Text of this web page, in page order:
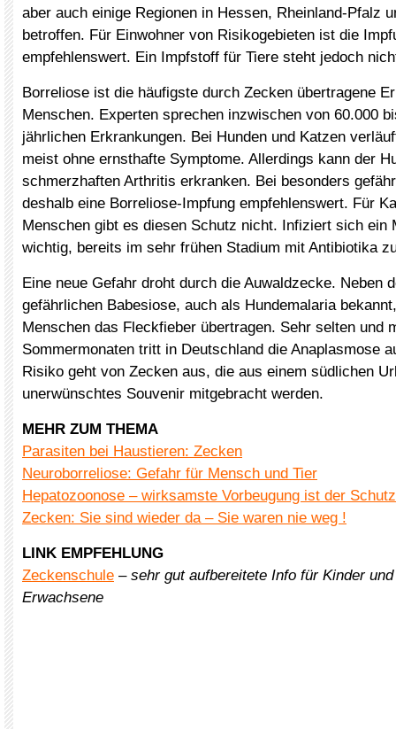
aber auch einige Regionen in Hessen, Rheinland-Pfalz
betroffen. Für Einwohner von Risikogebieten ist die
empfehlenswert. Ein Impfstoff für Tiere steht jedoch
Borreliose ist die häufigste durch Zecken übertragene
Menschen. Experten sprechen inzwischen von 60.000
jährlichen Erkrankungen. Bei Hunden und Katzen
meist ohne ernsthafte Symptome. Allerdings kann der
schmerzhaften Arthritis erkranken. Bei besonders
deshalb eine Borreliose-Impfung empfehlenswert. Für
Menschen gibt es diesen Schutz nicht. Infiziert sich ein
wichtig, bereits im sehr frühen Stadium mit Antibiotika
Eine neue Gefahr droht durch die Auwaldzecke. Neben
gefährlichen Babesiose, auch als Hundemalaria
Menschen das Fleckfieber übertragen. Sehr selten und
Sommermonaten tritt in Deutschland die Anaplasmose
Risiko geht von Zecken aus, die aus einem südlichen
unerwünschtes Souvenir mitgebracht werden.
MEHR ZUM THEMA
Parasiten bei Haustieren: Zecken
Neuroborreliose: Gefahr für Mensch und Tier
Hepatozoonose – wirksamste Vorbeugung ist der
Zecken: Sie sind wieder da – Sie waren nie weg !
LINK EMPFEHLUNG
Zeckenschule – sehr gut aufbereitete Info für Kinder
Erwachsene